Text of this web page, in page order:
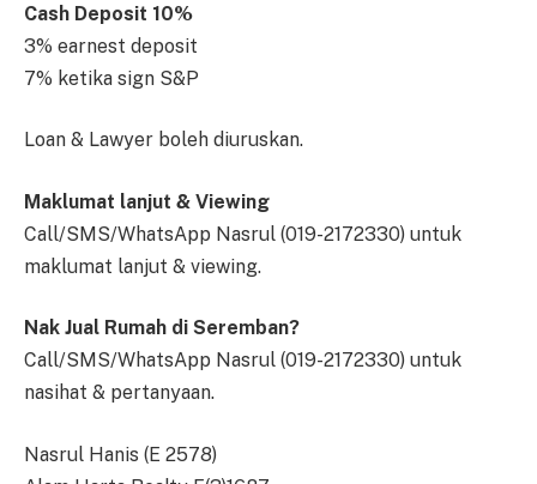
Cash Deposit 10%
3% earnest deposit
7% ketika sign S&P
Loan & Lawyer boleh diuruskan.
Maklumat lanjut & Viewing
Call/SMS/WhatsApp Nasrul (019-2172330) untuk
maklumat lanjut & viewing.
Nak Jual Rumah di Seremban?
Call/SMS/WhatsApp Nasrul (019-2172330) untuk
nasihat & pertanyaan.
Nasrul Hanis (E 2578)